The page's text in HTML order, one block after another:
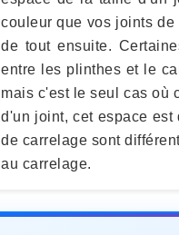
couleur que vos joints
de tout ensuite.
entre les plinthes et le
mais c'est le seul cas où
d'un joint, cet espace
de carrelage sont
au carrelage.